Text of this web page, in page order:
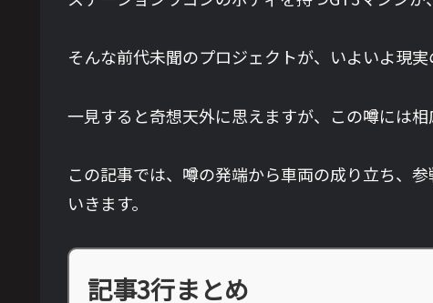
そんな前代未聞のプロジェクトが、いよいよ現実
一見すると奇想天外に思えますが、この噂には相
この記事では、噂の発端から車両の成り立ち、
いきます。
記事3行まとめ